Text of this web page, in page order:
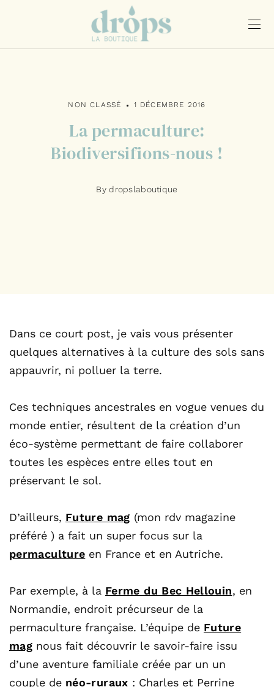
NON CLASSÉ 1 DÉCEMBRE 2016
La permaculture:
Biodiversifions-nous !
By dropslaboutique
Dans ce court post, je vais vous présenter
quelques alternatives à la culture des sols sans
appauvrir, ni polluer la terre.
Ces techniques ancestrales en vogue venues du
monde entier, résultent de la création d’un
éco-système permettant de faire collaborer
toutes les espèces entre elles tout en
préservant le sol.
D’ailleurs, Future mag (mon rdv magazine
préféré ) a fait un super focus sur la
permaculture en France et en Autriche.
Par exemple, à la Ferme du Bec Hellouin, en
Normandie, endroit précurseur de la
permaculture française. L’équipe de Future
mag nous fait découvrir le savoir-faire issu
d’une aventure familiale créée par un un
couple de néo-ruraux : Charles et Perrine